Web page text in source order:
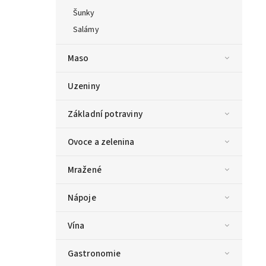
Šunky
Salámy
Maso
Uzeniny
Základní potraviny
Ovoce a zelenina
Mražené
Nápoje
Vína
Gastronomie